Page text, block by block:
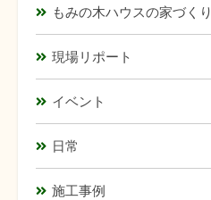
もみの木ハウスの家づくり
現場リポート
イベント
日常
施工事例